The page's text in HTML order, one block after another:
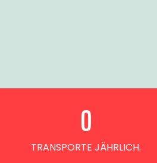
TRANSPORTE JÄHRLICH.
0